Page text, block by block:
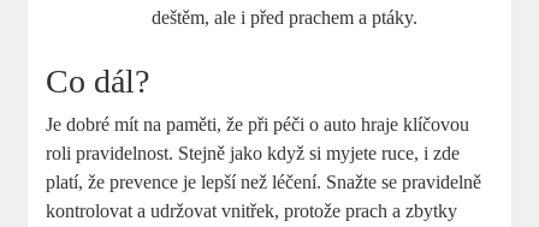
deštěm, ale i před prachem a ptáky.
Co dál?
Je dobré mít na paměti, že při péči o auto hraje klíčovou
roli pravidelnost. Stejně jako když si myjete ruce, i zde
platí, že prevence je lepší než léčení. Snažte se pravidelně
kontrolovat a udržovat vnitřek, protože prach a zbytky